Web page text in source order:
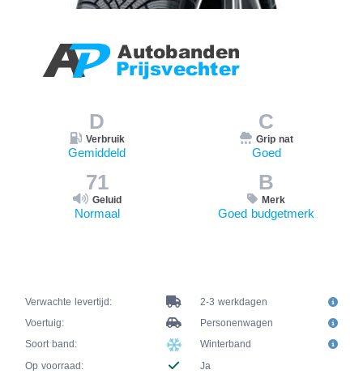
D
Verbruik
Gemiddeld
C
Grip nat
Goed
71
Geluid
Normaal
B
Merk
Goed budgetmerk
Verwachte levertijd:
2-3 werkdagen
Voertuig:
Personenwagen
Soort band:
Winterband
Op voorraad:
Ja